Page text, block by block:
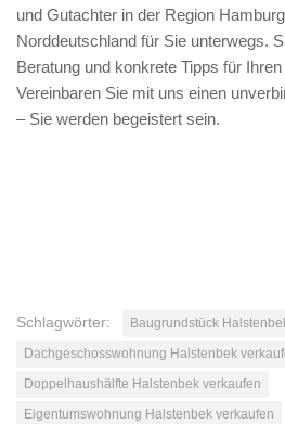
und Gutachter in der Region
Norddeutschland für Sie unterwegs.
Beratung und konkrete Tipps für
Vereinbaren Sie mit uns einen
– Sie werden begeistert sein.
Schlagwörter:
Baugrundstück
Dachgeschosswohnung Halstenbek
Doppelhaushälfte Halstenbek verkaufen
Eigentumswohnung Halstenbek verkaufen